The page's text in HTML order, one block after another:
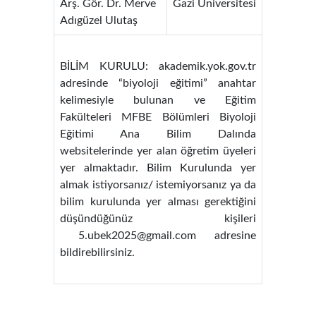
Arş. Gör. Dr. Merve
Adıgüzel Ulutaş
Gazi Üniversitesi
BİLİM KURULU: akademik.yok.gov.tr
adresinde “biyoloji eğitimi” anahtar
kelimesiyle bulunan ve Eğitim
Fakülteleri MFBE Bölümleri Biyoloji
Eğitimi Ana Bilim Dalında
websitelerinde yer alan öğretim üyeleri
yer almaktadır. Bilim Kurulunda yer
almak istiyorsanız/ istemiyorsanız ya da
bilim kurulunda yer alması gerektiğini
düşündüğünüz kişileri
5.ubek2025@gmail.com adresine
bildirebilirsiniz.